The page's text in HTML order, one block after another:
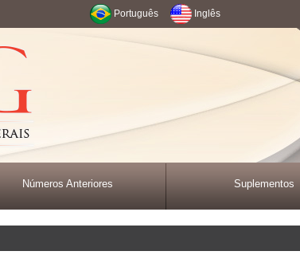
Português Inglês
Números Anteriores Suplementos